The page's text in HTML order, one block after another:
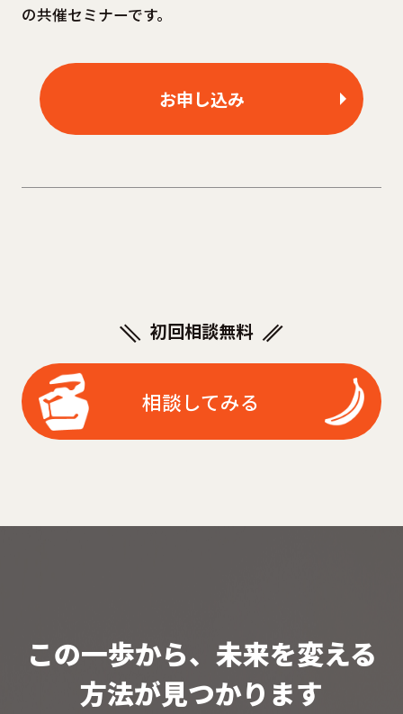
の共催セミナーです。
お申し込み
初回相談無料
相談してみる
この一歩から、未来を変える
方法が見つかります